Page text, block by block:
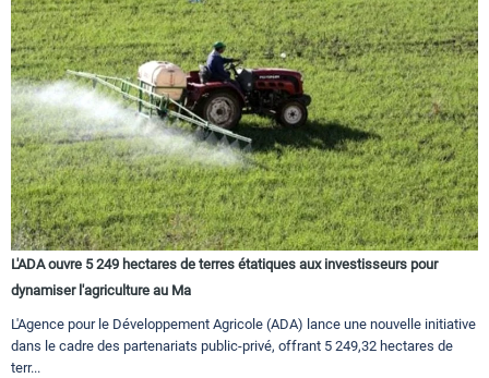
L'ADA ouvre 5 249 hectares de terres étatiques aux investisseurs pour
dynamiser l'agriculture au Ma
L'Agence pour le Développement Agricole (ADA) lance une nouvelle initiative
dans le cadre des partenariats public-privé, offrant 5 249,32 hectares de
terr...